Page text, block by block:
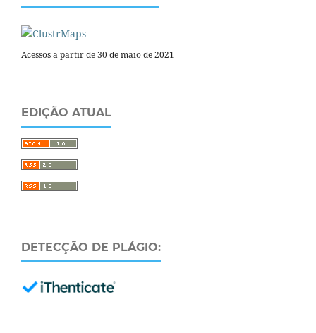
Acessos a partir de 30 de maio de 2021
EDIÇÃO ATUAL
DETECÇÃO DE PLÁGIO: